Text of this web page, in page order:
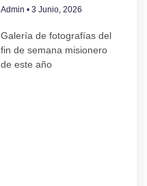
Admin 3 Junio, 2026
Galería de fotografías del
fin de semana misionero
de este año